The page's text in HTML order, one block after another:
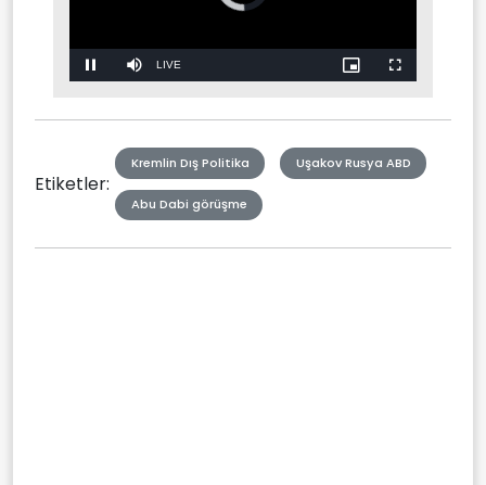
Pause Mute Stream
LIVE
Picture-
in-
Fullscreen
Etiketler:
Kremlin Dış Politika Uşakov Rusya ABD
Abu Dabi görüşme